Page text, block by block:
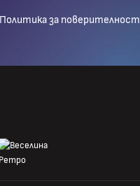
Политика за поверителност